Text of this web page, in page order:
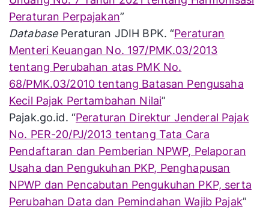
Peraturan Perpajakan”
DatabasePeraturan JDIH BPK. “Peraturan
Menteri Keuangan No. 197/PMK.03/2013
tentang Perubahan atas PMK No.
68/PMK.03/2010 tentang Batasan Pengusaha
Kecil Pajak Pertambahan Nilai”
Pajak.go.id. “Peraturan Direktur Jenderal Pajak
No. PER-20/PJ/2013 tentang Tata Cara
Pendaftaran dan Pemberian NPWP, Pelaporan
Usaha dan Pengukuhan PKP, Penghapusan
NPWP dan Pencabutan Pengukuhan PKP, serta
Perubahan Data dan Pemindahan Wajib Pajak”